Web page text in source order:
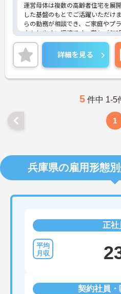
運営母体は複数の高齢者住宅を展
した基盤のもとでご活躍いただけ
らの勤務が相談でき、ご家庭やプ
立もしやすい環境です。賞与（年
や昇給の実績もあり、あなたの頑
評価されます。無料の社員給食（
からの復職をサポートする育児給
制度（最大10万円）、資格取得支
円補助）など、福利厚生も充実し
を目指したい方にも最適です。ご
は、面接対策ポイントなど、さら
ますのでお気軽にご相談ください
詳細を見る
5 件中 1-5
1
兵庫県の雇用形態
正社
契約社員・